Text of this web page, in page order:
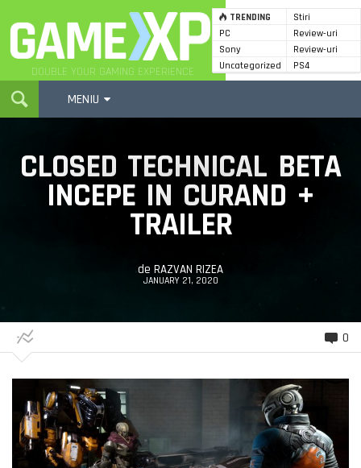
DOUBLE YOUR GAMING EXPERIENCE
TRENDING
Stiri
PC
Review-uri
GameXP
Sony
Review-uri
Uncategorized
PS4
MENIU
CLOSED TECHNICAL BETA
INCEPE IN CURAND +
TRAILER
de RAZVAN RIZEA
JANUARY 21, 2020
0